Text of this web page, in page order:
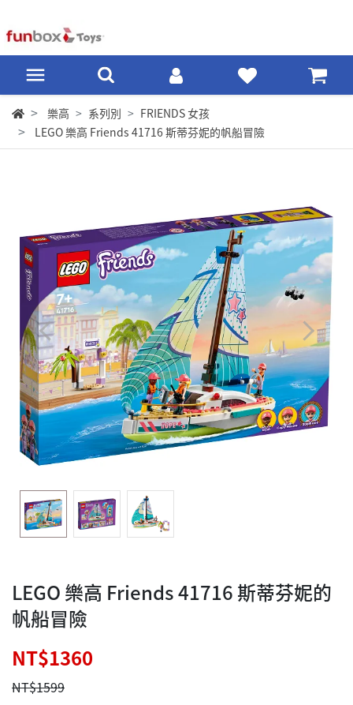
樂高 系列別
FRIENDS 女孩
LEGO 樂高 Friends 41716 斯蒂芬妮的帆船冒險
LEGO 樂高 Friends 41716 斯蒂芬妮的
帆船冒險
NT$1360
NT$1599